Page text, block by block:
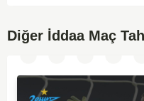
Diğer İddaa Maç